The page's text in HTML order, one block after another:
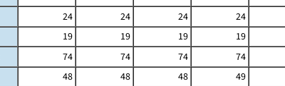
24 24 24 24
19 19 19 19
74 74 74 74
48 48 48 49